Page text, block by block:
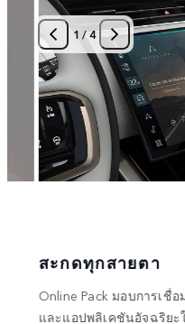
สะกดทุกสายตา
Online Pack มอบการเชื่
และแอปพลิเคชันอัจฉริยะ
1 /4